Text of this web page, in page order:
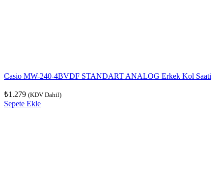
Casio MW-240-4BVDF STANDART ANALOG Erkek Kol Saati
₺1.279 (KDV Dahil)
Sepete Ekle